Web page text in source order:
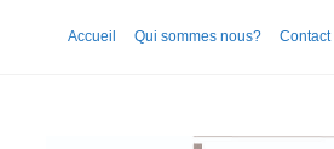
Accueil Qui sommes nous? Contact